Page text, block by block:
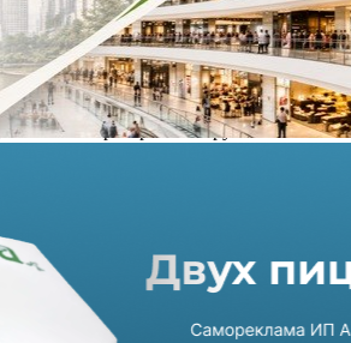
было «якоря» из сегмента FMCG.
расположится в помещении с
Это позволит создать второй
момент в УК «Ареал» уже
заявок от ритейлеров.
оператора планируется
второго и третьего этаже
время на втором этаже уже работают
сферы красоты, одежды и аксессуаров
beauty-сегмента в ТЦ
кв. метров.